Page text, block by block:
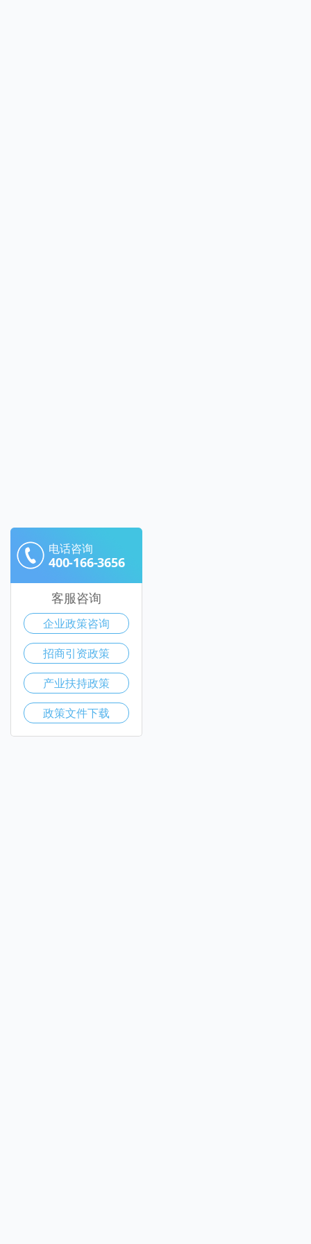
电话咨询
400-166-3656
客服咨询
企业政策咨询
招商引资政策
产业扶持政策
政策文件下载